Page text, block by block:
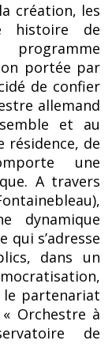
création, les
histoire de
portée par
de confier
allemand
et au
résidence, de
une
A travers
dynamique
s’adresse
dans un
le partenariat
« Orchestre à
de